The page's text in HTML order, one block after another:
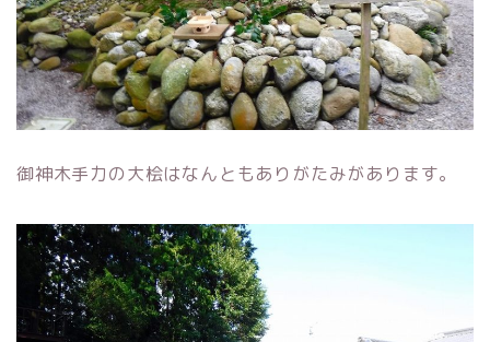
御神木手力の大桧はなんともありがたみがあります。